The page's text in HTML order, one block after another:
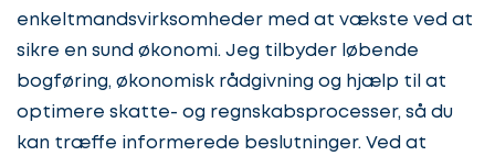
enkeltmandsvirksomheder med at vækste ved at
sikre en sund økonomi. Jeg tilbyder løbende
bogføring, økonomisk rådgivning og hjælp til at
optimere skatte- og regnskabsprocesser, så du
kan træffe informerede beslutninger. Ved at